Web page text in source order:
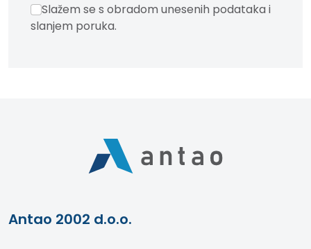
Slažem se s obradom unesenih podataka i
slanjem poruka.
Antao 2002 d.o.o.